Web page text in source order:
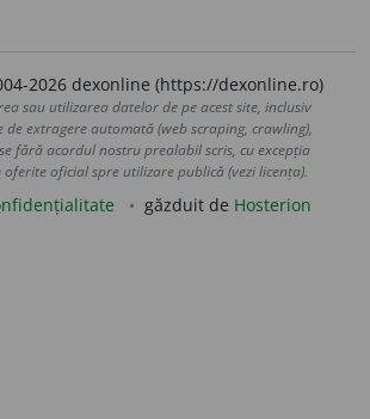
2026 dexonline (https://dexonline.ro)
sau utilizarea datelor de pe acest site, inclusiv
de extragere automată (web scraping, crawling),
fără acordul nostru prealabil scris, cu excepția
oficial spre utilizare publică (vezi licența).
găzduit de Hosterion